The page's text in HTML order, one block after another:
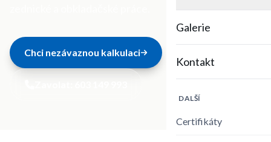
Galerie
Kontakt
DALŠÍ
Certifikáty
Chci nezávaznou kalkulaci